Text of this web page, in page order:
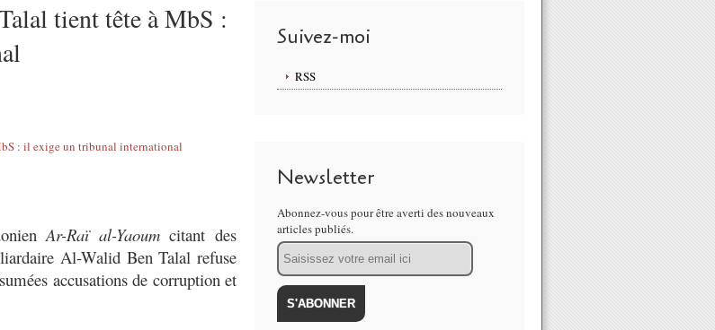
tient tête à MbS :
Ar-Raï al-Yaoumcitant des
Al-Walid Ben Talal refuse
accusations de corruption et
Suivez-moi
RSS
Newsletter
Abonnez-vous pour être averti des nouveaux
articles publiés.
Email